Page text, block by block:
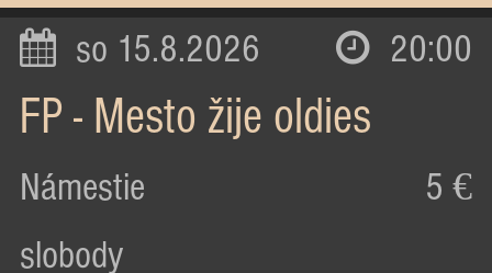
so 15.8.2026 20:00
FP - Mesto žije oldies
Námestie
slobody
5 €